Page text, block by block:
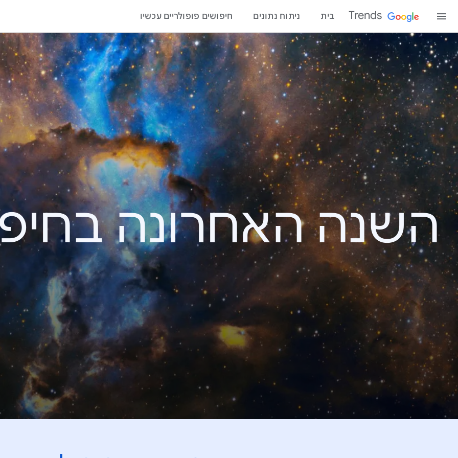
Trends בית ניתוח נתונים חיפושים פופולריים עכשיו
השנה האחרונה בחיפוש